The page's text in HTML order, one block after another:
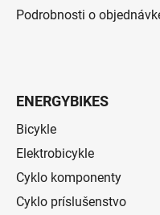
Podrobnosti o
ENERGYBIKES
Bicykle
Elektrobicykle
Cyklo komponenty
Cyklo príslušenstvo